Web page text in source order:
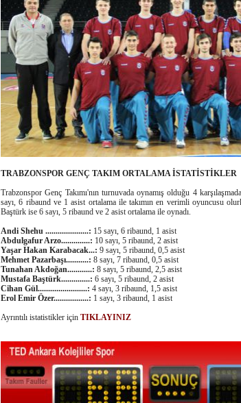
TRABZONSPOR GENÇ TAKIM ORTALAMA İSTATİSTİKLER
Trabzonspor Genç Takımı'nın turnuvada oynamış olduğu 4
sayı, 6 ribaund ve 1 asist ortalama ile takımın en verimli oyuncusu
Baştürk ise 6 sayı, 5 ribaund ve 2 asist ortalama ile oynadı.
Andi Shehu .....................: 15 sayı, 6 ribaund, 1 asist
Abdulgafur Arzo..............: 10 sayı, 5 ribaund, 2 asist
Yaşar Hakan Karabacak...: 9 sayı, 5 ribaund, 0,5 asist
Mehmet Pazarbaşı...........: 8 sayı, 7 ribaund, 0,5 asist
Tunahan Akdoğan............: 8 sayı, 5 ribaund, 2,5 asist
Mustafa Baştürk..............: 6 sayı, 5 ribaund, 2 asist
Cihan Gül........................: 4 sayı, 3 ribaund, 1,5 asist
Erol Emir Özer.................: 1 sayı, 3 ribaund, 1 asist
Ayrıntılı istatistikler için TIKLAYINIZ